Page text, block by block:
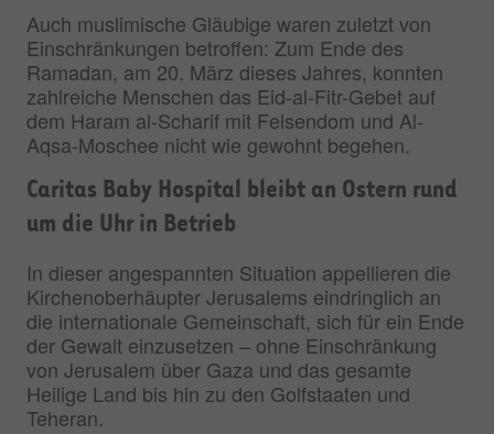
Auch muslimische Gläubige waren zuletzt von
Einschränkungen betroffen: Zum Ende des
Ramadan, am 20. März dieses Jahres, konnten
zahlreiche Menschen das Eid-al-Fitr-Gebet auf
dem Haram al-Scharif mit Felsendom und Al-
Aqsa-Moschee nicht wie gewohnt begehen.
Caritas Baby Hospital bleibt an Ostern rund
um die Uhr in Betrieb
In dieser angespannten Situation appellieren die
Kirchenoberhäupter Jerusalems eindringlich an
die internationale Gemeinschaft, sich für ein Ende
der Gewalt einzusetzen – ohne Einschränkung
von Jerusalem über Gaza und das gesamte
Heilige Land bis hin zu den Golfstaaten und
Teheran.